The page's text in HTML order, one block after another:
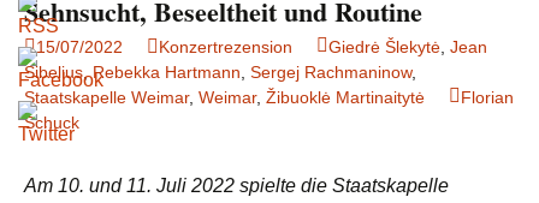
Sehnsucht, Beseeltheit und Routine
15/07/2022 Konzertrezension Giedrė Šlekytė Jean
Sibelius,Rebekka Hartmann Sergej Rachmaninow,
Staatskapelle Weimar, Weimar, Žibuoklė Martinaitytė
Florian
Schuck
Am 10. und 11. Juli 2022 spielte die Staatskapelle